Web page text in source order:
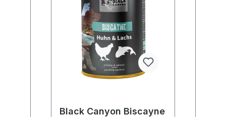
Black Canyon Biscayne